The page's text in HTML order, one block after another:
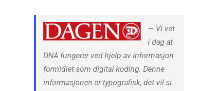
— Vi vet
i dag at
DNA fungerer ved hjelp av informasjon
formidlet som digital koding. Denne
informasjonen er typografisk, det vil si